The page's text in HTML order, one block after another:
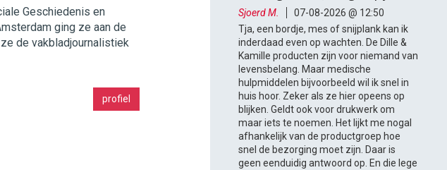
Geschiedenis en
ging ze aan de
de vakbladjournalistiek
profiel
Sjoerd M.
07-08-2026 @ 12:50
Tja, een bordje, mes of snijplank kan ik
inderdaad even op wachten. De Dille &
Kamille producten zijn voor niemand van
levensbelang. Maar medische
hulpmiddelen bijvoorbeeld wil ik snel in
huis hoor. Zeker als ze hier opeens op
blijken. Geldt ook voor drukwerk om
maar iets te noemen. Het lijkt me nogal
afhankelijk van de productgroep hoe
snel de bezorging moet zijn. Daar is
geen eenduidig antwoord op. En die lege